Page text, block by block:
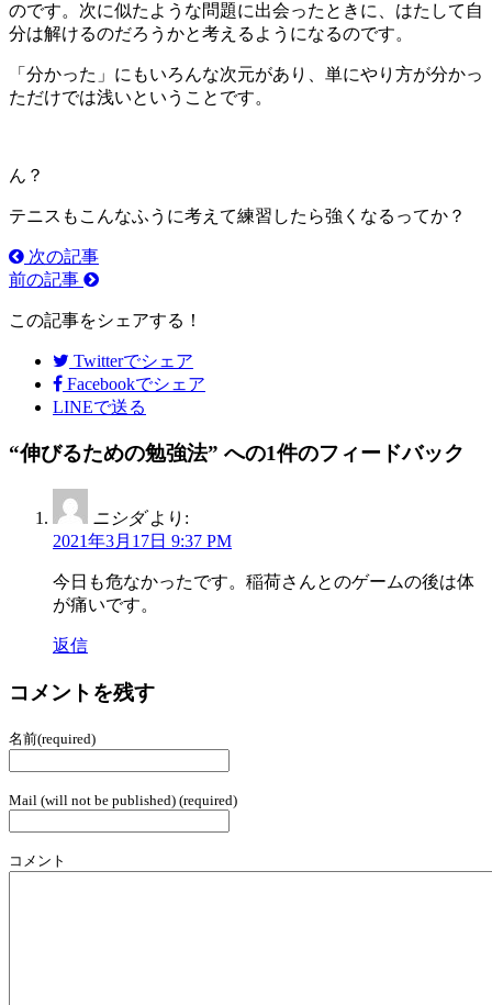
のです。次に似たような問題に出会ったときに、はたして自
分は解けるのだろうかと考えるようになるのです。
「分かった」にもいろんな次元があり、単にやり方が分かっ
ただけでは浅いということです。
ん？
テニスもこんなふうに考えて練習したら強くなるってか？
次の記事
前の記事
この記事をシェアする！
Twitterでシェア
Facebookでシェア
LINEで送る
“伸びるための勉強法” への1件のフィードバック
ニシダ より:
2021年3月17日 9:37 PM
今日も危なかったです。稲荷さんとのゲームの後は体
が痛いです。
返信
コメントを残す
名前(required)
Mail (will not be published) (required)
コメント